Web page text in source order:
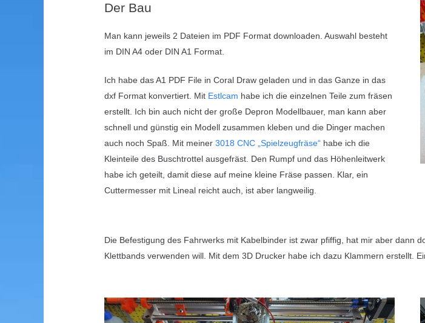
Der Bau
Man kann jeweils 2 Dateien im PDF Format downloaden. Auswahl besteht
im DIN A4 oder DIN A1 Format.
Ich habe das A1 PDF File in Coral Draw geladen und in das Ganze in das
dxf Format konvertiert. Mit Estlcam habe ich die einzelnen Teile zum fräsen
erstellt. Ich bin auch nicht der große Depron Modellbauer, man kann aber
schnell und günstig ein Modell zusammen kleben und die Dinger machen
auch noch Spaß. Mit meiner 3018 CNC „Spielzeugfräse“ habe ich die
Kleinteile des Buschtrottel ausgefräst. Den Rumpf und das Höhenleitwerk
habe ich geteilt, damit diese auf meine kleine Fräse passen. Klar, ein
Cuttermesser mit Lineal reicht auch, ist aber langweilig.
Die Befestigung des Fahrwerks mit Kabelbinder ist zwar pfiffig, hat mir aber dann
Klettbands verwenden will. Mit dem 3D Drucker habe ich dazu Klammern erstellt.